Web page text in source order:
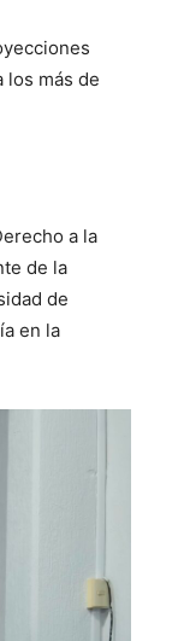
los más de
a la
de la
de
en la